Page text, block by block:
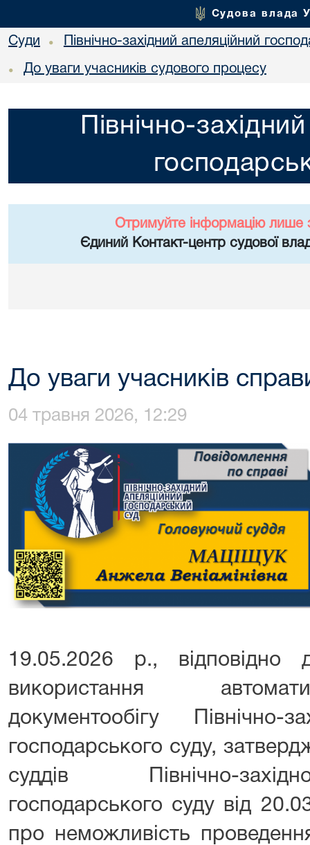
Судова влада
Суди • Північно-західний апеляційний
• До уваги учасників судового процесу
Північно-
Отримуйте інформацію лише
Єдиний Контакт-центр судової
До уваги учасників
04 травня 2026, 12:29
19.05.2026 р.,
використання
документообігу Північно-
господарського суду,
суддів Північно-
господарського суду від
про неможливість